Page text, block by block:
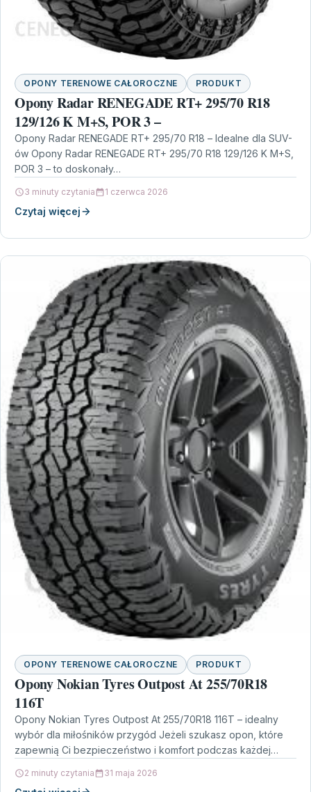
OPONY TERENOWE CAŁOROCZNE PRODUKT
Opony Radar RENEGADE RT+ 295/70 R18
129/126 K M+S, POR 3 –
Opony Radar RENEGADE RT+ 295/70 R18 – Idealne dla SUV-
ów Opony Radar RENEGADE RT+ 295/70 R18 129/126 K M+S,
POR 3 – to doskonały…
3 minuty czytania 1 czerwca 2026
Czytaj więcej
OPONY TERENOWE CAŁOROCZNE PRODUKT
Opony Nokian Tyres Outpost At 255/70R18
116T
Opony Nokian Tyres Outpost At 255/70R18 116T – idealny
wybór dla miłośników przygód Jeżeli szukasz opon, które
zapewnią Ci bezpieczeństwo i komfort podczas każdej…
2 minuty czytania 31 maja 2026